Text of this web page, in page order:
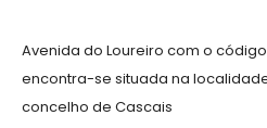
Avenida do Loureiro com o
encontra-se situada na
concelho de Cascais